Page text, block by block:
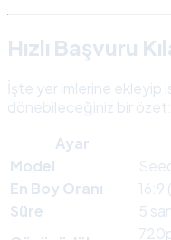
Hızlı Başvuru
İşte yer imlerine ekleyip
dönebileceğiniz bir özet:
Ayar
Model
En Boy Oranı
16:9
Süre
5